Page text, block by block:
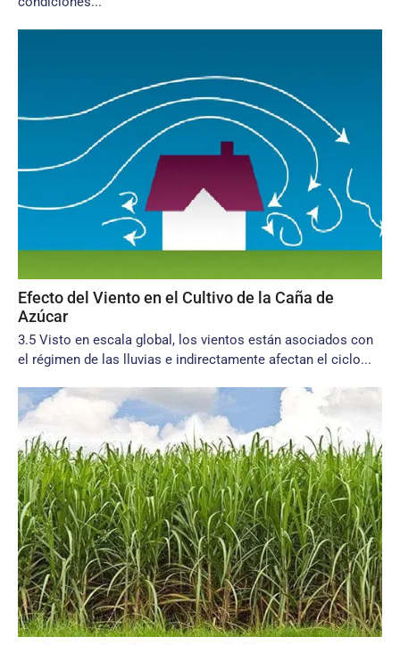
Efecto del Viento en el Cultivo de la Caña de
Azúcar
3.5 Visto en escala global, los vientos están asociados con
el régimen de las lluvias e indirectamente afectan el ciclo...